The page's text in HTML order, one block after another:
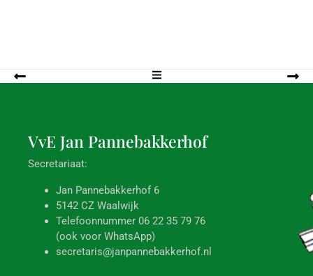
VvE Jan Pannebakkerhof
Secretariaat:
Jan Pannebakkerhof 6
5142 CZ Waalwijk
Telefoonnummer 06 22 35 79 76
(ook voor WhatsApp)
secretaris@janpannebakkerhof.nl